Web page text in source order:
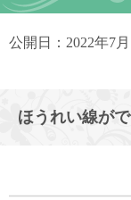
公開日： 2022年7月
ほうれい線が